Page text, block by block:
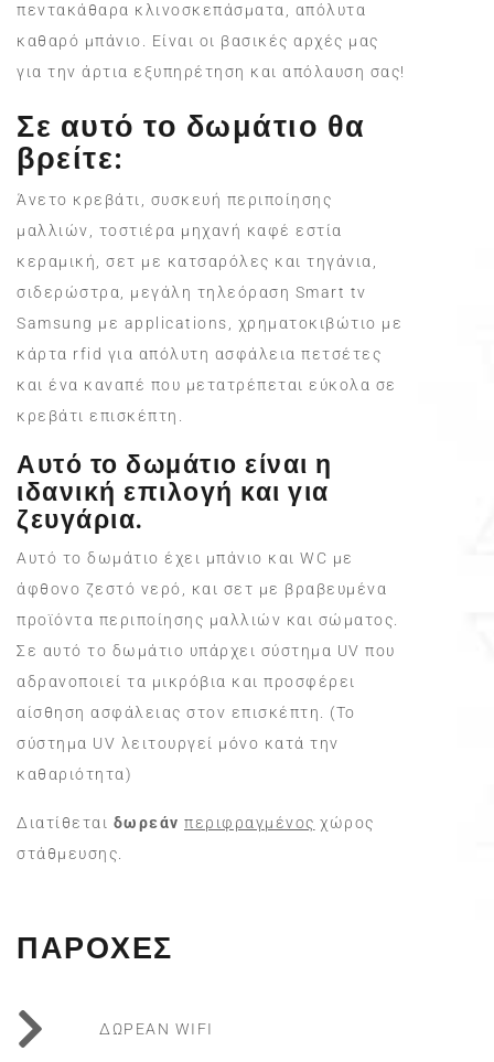
πεντακάθαρα κλινοσκεπάσματα, απόλυτα
καθαρό μπάνιο. Είναι οι βασικές αρχές μας
για την άρτια εξυπηρέτηση και απόλαυση σας!
Σε αυτό το δωμάτιο θα
βρείτε:
Άνετο κρεβάτι, συσκευή περιποίησης
μαλλιών, τοστιέρα μηχανή καφέ εστία
κεραμική, σετ με κατσαρόλες και τηγάνια,
σιδερώστρα, μεγάλη τηλεόραση Smart tv
Samsung με applications, χρηματοκιβώτιο με
κάρτα rfid για απόλυτη ασφάλεια πετσέτες
και ένα καναπέ που μετατρέπεται εύκολα σε
κρεβάτι επισκέπτη.
Αυτό το δωμάτιο είναι η
ιδανική επιλογή και για
ζευγάρια.
Αυτό το δωμάτιο έχει μπάνιο και WC με
άφθονο ζεστό νερό, και σετ με βραβευμένα
προϊόντα περιποίησης μαλλιών και σώματος.
Σε αυτό το δωμάτιο υπάρχει σύστημα UV που
αδρανοποιεί τα μικρόβια και προσφέρει
αίσθηση ασφάλειας στον επισκέπτη. (Το
σύστημα UV λειτουργεί μόνο κατά την
καθαριότητα)
Διατίθεται δωρεάν περιφραγμένος χώρος
στάθμευσης.
ΠΑΡΟΧΕΣ
ΔΩΡΕΑΝ WIFI